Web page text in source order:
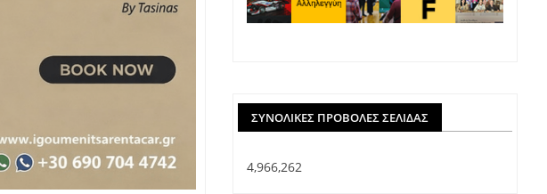
ΣΥΝΟΛΙΚΈΣ ΠΡΟΒΟΛΈΣ ΣΕΛΊΔΑΣ
4,966,262